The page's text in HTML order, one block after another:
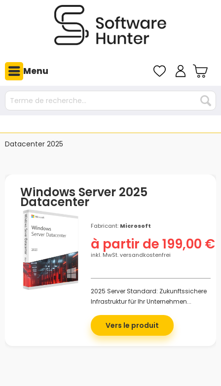
Menu
Datacenter 2025
Windows Server 2025
Datacenter
Fabricant: Microsoft
à partir de 199,00 €
inkl. MwSt. versandkostenfrei
2025 Server Standard: Zukunftssichere
Infrastruktur für Ihr Unternehmen...
Vers le produit